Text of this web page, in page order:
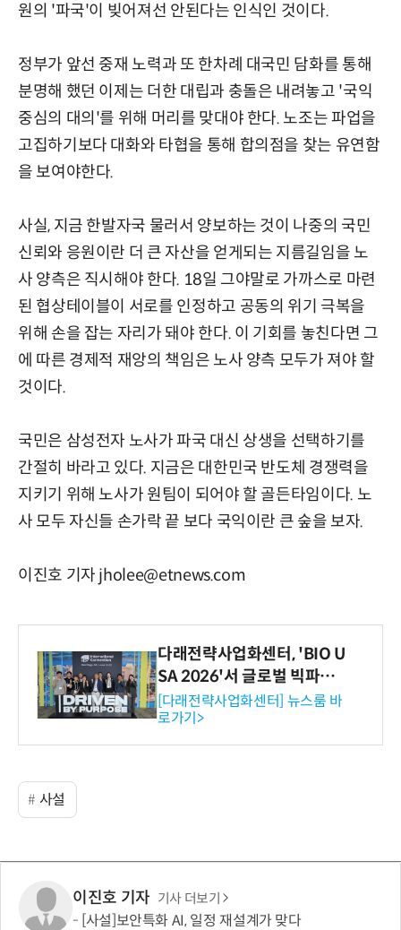
원의 '파국'이 빚어져선 안된다는 인식인 것이다.
정부가 앞선 중재 노력과 또 한차례 대국민 담화를 통해
분명해 했던 이제는 더한 대립과 충돌은 내려놓고 '국익
중심의 대의'를 위해 머리를 맞대야 한다. 노조는 파업을
고집하기보다 대화와 타협을 통해 합의점을 찾는 유연함
을 보여야한다.
사실, 지금 한발자국 물러서 양보하는 것이 나중의 국민
신뢰와 응원이란 더 큰 자산을 얻게되는 지름길임을 노
사 양측은 직시해야 한다. 18일 그야말로 가까스로 마련
된 협상테이블이 서로를 인정하고 공동의 위기 극복을
위해 손을 잡는 자리가 돼야 한다. 이 기회를 놓친다면 그
에 따른 경제적 재앙의 책임은 노사 양측 모두가 져야 할
것이다.
국민은 삼성전자 노사가 파국 대신 상생을 선택하기를
간절히 바라고 있다. 지금은 대한민국 반도체 경쟁력을
지키기 위해 노사가 원팀이 되어야 할 골든타임이다. 노
사 모두 자신들 손가락 끝 보다 국익이란 큰 숲을 보자.
이진호 기자 jholee@etnews.com
다래전략사업화센터, 'BIO U
SA 2026'서 글로벌 빅파마
와의 비즈니스 미팅 지원…K
-바이오 해외 진출 교두보 확
보
[다래전략사업화센터] 뉴스룸 바
로가기>
사설
이진호 기자 기사 더보기
[사설]보안특화 AI, 일정 재설계가 맞다